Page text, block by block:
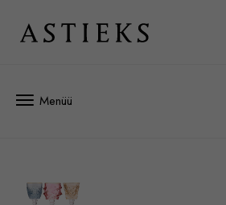
Menüü